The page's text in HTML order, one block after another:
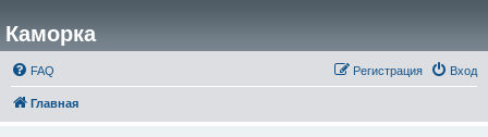
Каморка
FAQ Вход
Регистрация
Главная